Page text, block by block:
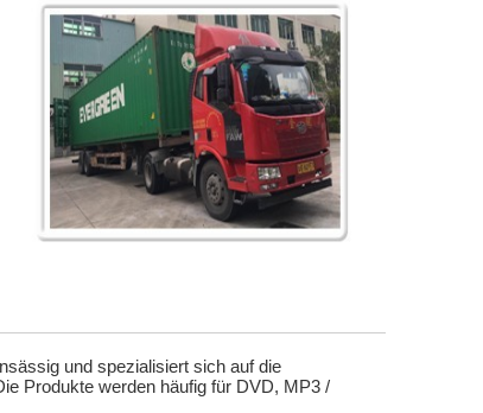
und spezialisiert sich auf die
Produkte werden häufig für DVD, MP3 /